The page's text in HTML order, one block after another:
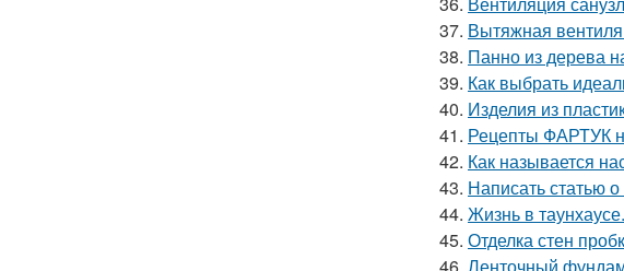
37. Вытяжная
38. Панно из дерева
39. Как выбрать
40. Изделия из
41. Рецепты ФАРТУК
42. Как называется
43. Написать статью
44. Жизнь в
45. Отделка стен